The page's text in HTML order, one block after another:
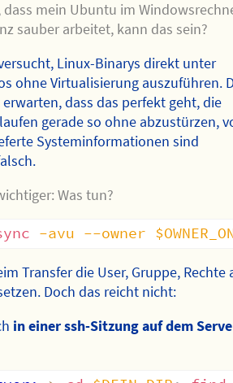
dass mein Ubuntu im
sauber arbeitet, kann das sein?
Linux-Binarys direkt unter
ohne Virtualisierung auszuführen.
dass das perfekt geht, die
gerade so ohne abzustürzen,
Systeminformationen sind
Was tun?
-avu --owner
Transfer die User, Gruppe, Rechte
Doch das reicht nicht:
in einer ssh-Sitzung auf dem